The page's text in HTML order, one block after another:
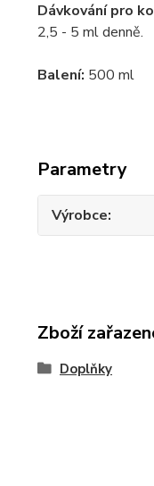
Dávkování pro
2,5 - 5 ml denně.
Balení: 500 ml
Parametry
Výrobce
Zboží
Doplňky